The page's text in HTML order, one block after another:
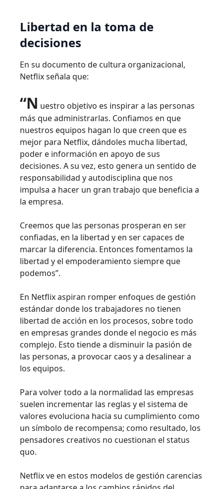
Libertad en la toma de
decisiones
En su documento de cultura organizacional,
Netflix señala que:
“N uestro objetivo es inspirar a las personas
más que administrarlas. Confiamos en que
nuestros equipos hagan lo que creen que es
mejor para Netflix, dándoles mucha libertad,
poder e información en apoyo de sus
decisiones. A su vez, esto genera un sentido de
responsabilidad y autodisciplina que nos
impulsa a hacer un gran trabajo que beneficia a
la empresa.
Creemos que las personas prosperan en ser
confiadas, en la libertad y en ser capaces de
marcar la diferencia. Entonces fomentamos la
libertad y el empoderamiento siempre que
podemos”.
En Netflix aspiran romper enfoques de gestión
estándar donde los trabajadores no tienen
libertad de acción en los procesos, sobre todo
en empresas grandes donde el negocio es más
complejo. Esto tiende a disminuir la pasión de
las personas, a provocar caos y a desalinear a
los equipos.
Para volver todo a la normalidad las empresas
suelen incrementar las reglas y el sistema de
valores evoluciona hacia su cumplimiento como
un símbolo de recompensa; como resultado, los
pensadores creativos no cuestionan el status
quo.
Netflix ve en estos modelos de gestión carencias